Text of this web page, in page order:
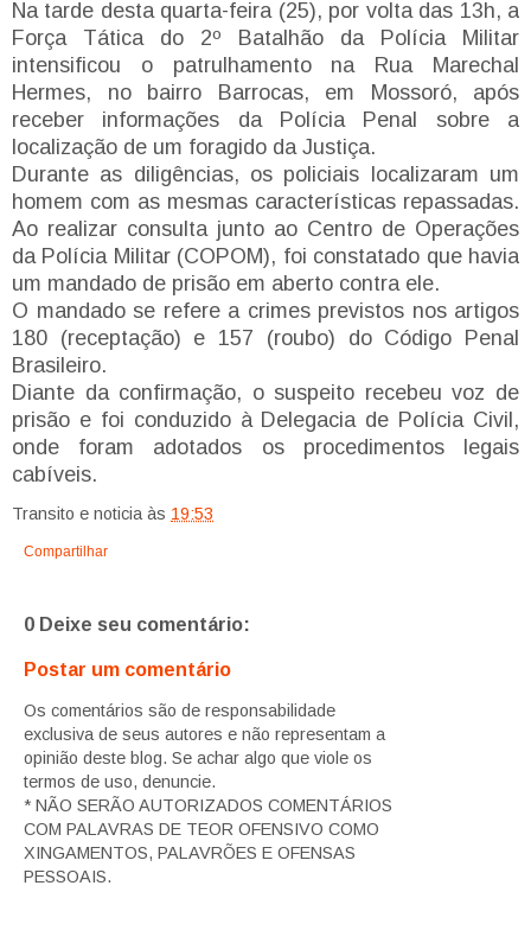
Na tarde desta quarta-feira (25), por volta das 13h, a
Força Tática do 2º Batalhão da Polícia Militar
intensificou o patrulhamento na Rua Marechal
Hermes, no bairro Barrocas, em Mossoró, após
receber informações da Polícia Penal sobre a
localização de um foragido da Justiça.
Durante as diligências, os policiais localizaram um
homem com as mesmas características repassadas.
Ao realizar consulta junto ao Centro de Operações
da Polícia Militar (COPOM), foi constatado que havia
um mandado de prisão em aberto contra ele.
O mandado se refere a crimes previstos nos artigos
180 (receptação) e 157 (roubo) do Código Penal
Brasileiro.
Diante da confirmação, o suspeito recebeu voz de
prisão e foi conduzido à Delegacia de Polícia Civil,
onde foram adotados os procedimentos legais
cabíveis.
Transito e noticia às 19:53
Compartilhar
0 Deixe seu comentário:
Postar um comentário
Os comentários são de responsabilidade
exclusiva de seus autores e não representam a
opinião deste blog. Se achar algo que viole os
termos de uso, denuncie.
* NÃO SERÃO AUTORIZADOS COMENTÁRIOS
COM PALAVRAS DE TEOR OFENSIVO COMO
XINGAMENTOS, PALAVRÕES E OFENSAS
PESSOAIS.